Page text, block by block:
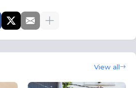
View all